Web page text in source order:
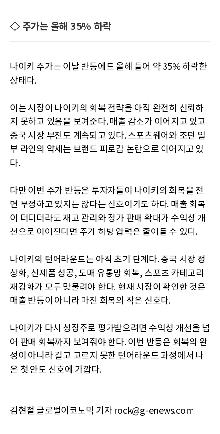
◇ 주가는 올해 35% 하락
나이키 주가는 이날 반등에도 올해 들어 약 35% 하락한
상태다.
이는 시장이 나이키의 회복 전략을 아직 완전히 신뢰하
지 못하고 있음을 보여준다. 매출 감소가 이어지고 있고
중국 시장 부진도 계속되고 있다. 스포츠웨어와 조던 일
부 라인의 약세는 브랜드 피로감 논란으로 이어지고 있
다.
다만 이번 주가 반등은 투자자들이 나이키의 회복을 전
면 부정하고 있지는 않다는 신호이기도 하다. 매출 회복
이 더디더라도 재고 관리와 정가 판매 확대가 수익성 개
선으로 이어진다면 주가 하방 압력은 줄어들 수 있다.
나이키의 턴어라운드는 아직 초기 단계다. 중국 시장 정
상화, 신제품 성공, 도매 유통망 회복, 스포츠 카테고리
재강화가 모두 맞물려야 한다. 현재 시장이 확인한 것은
매출 반등이 아니라 마진 회복의 작은 신호다.
나이키가 다시 성장주로 평가받으려면 수익성 개선을 넘
어 판매 회복까지 보여줘야 한다. 이번 반등은 회복의 완
성이 아니라 길고 고르지 못한 턴어라운드 과정에서 나
온 첫 안도 신호에 가깝다.
김현철 글로벌이코노믹 기자 rock@g-enews.com